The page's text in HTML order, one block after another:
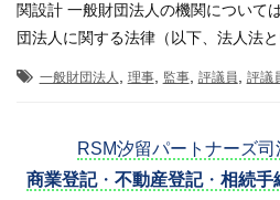
関設計 一般財団法人の機関について
団法人に関する法律（以下、法人法
一般財団法人 理事, 監事, 評議員 評議
RSM汐留パートナーズ司
商業登記・ 不動産登記・ 相続手